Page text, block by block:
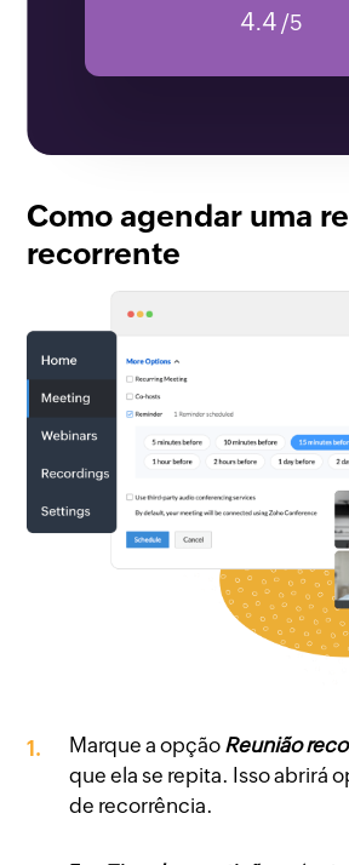
4.4/5
Como agendar uma
recorrente
1. Marque a opção Reunião
que ela se repita. Isso abrirá
de recorrência.